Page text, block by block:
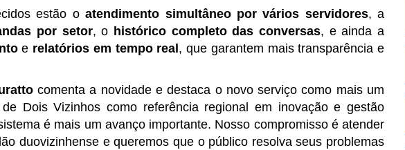
estão oatendimento simultâneo por vários servidores, a
por setor, o histórico completo das conversas, e ainda a
e relatórios em tempo real , que garantem mais transparência e
comenta a novidade e destaca o novo serviço como mais um
Dois Vizinhos como referência regional em inovação e gestão
é mais um avanço importante. Nosso compromisso é atender
duovizinhense e queremos que o público resolva seus problemas